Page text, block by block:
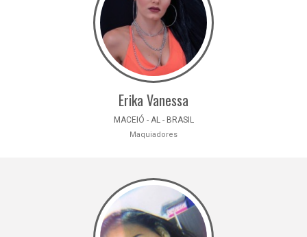
Erika Vanessa
MACEIÓ - AL - BRASIL
Maquiadores